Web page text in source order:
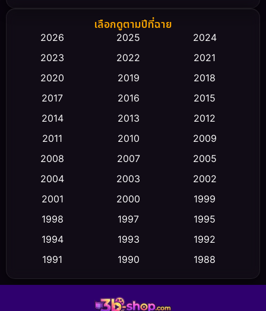
Biography ชีวิตจริง
Classic หนังคลาสสิก (23)
Comedy ตลก (458)
Conspiracy
Crime อาชญากรรม (347)
Culture (23)
Dance เต้น
เลือกดูตามปีที่ฉาย
2026 2025
2024
2023
2022
2021
2020
2019
2018
2017
2016
2015
2014
2013
2012
2011
2010
2009
2008
2007
2005
2004
2003
2002
2001
2000
1999
1998
1997
1995
1994
1993
1992
1991
1990
1988
1986
1985
1983
1981